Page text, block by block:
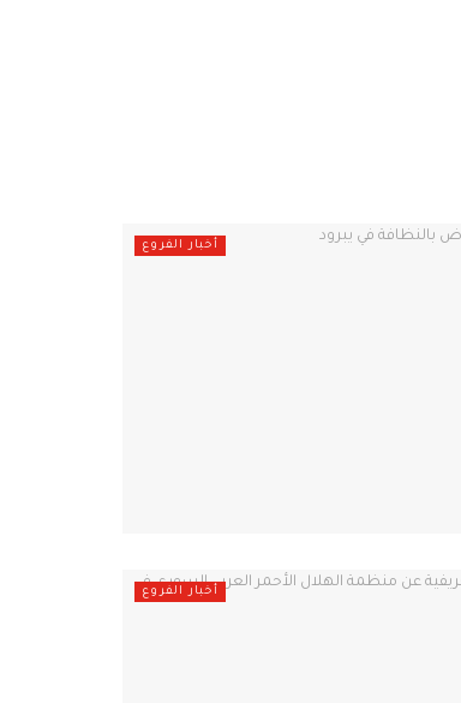
أخبار الفروع
أخبار الفروع